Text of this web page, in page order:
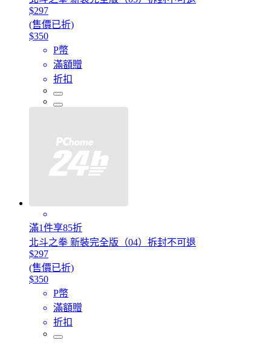
$297
(售價已折)
$350
P幣
滿額贈
折扣
滿1件享85折
北斗之拳 新裝完全版（04）拆封不可退
$297
(售價已折)
$350
P幣
滿額贈
折扣